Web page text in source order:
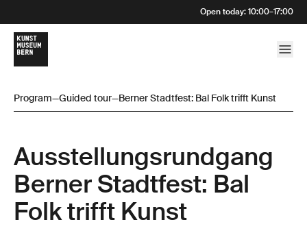
Open today: 10:00–17:00
Program—Guided tour—Berner Stadtfest: Bal Folk trifft Kunst
Ausstellungsrund­gang
Berner Stadtfest: Bal
Folk trifft Kunst